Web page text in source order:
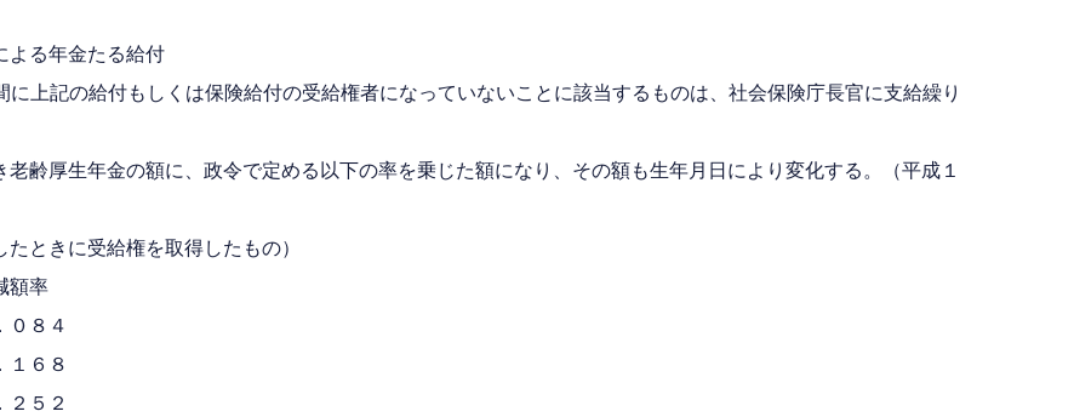
よる年金たる給付
上記の給付もしくは保険給付の受給権者になっていないことに該当するものは、社会保険庁長官に支給繰り
齢厚生年金の額に、政令で定める以下の率を乗じた額になり、その額も生年月日により変化する。（平成１
ときに受給権を取得したもの）
４
８
２